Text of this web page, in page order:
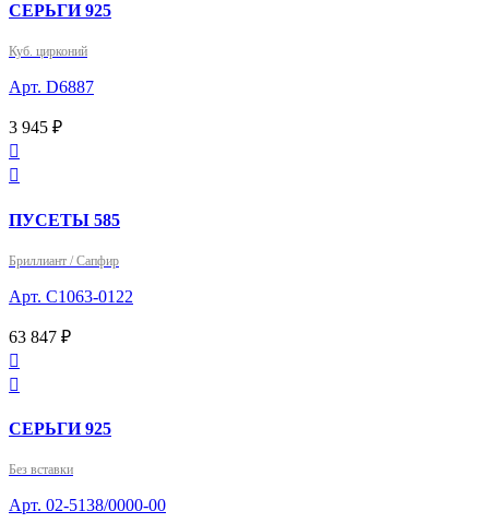
СЕРЬГИ 925
Куб. цирконий
Арт. D6887
3 945 ₽


ПУСЕТЫ 585
Бриллиант / Сапфир
Арт. С1063-0122
63 847 ₽


СЕРЬГИ 925
Без вставки
Арт. 02-5138/0000-00